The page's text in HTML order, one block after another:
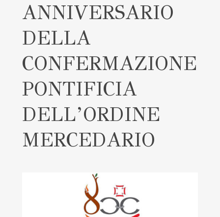
ANNIVERSARIO
DELLA
CONFERMAZIONE
PONTIFICIA
DELL’ORDINE
MERCEDARIO